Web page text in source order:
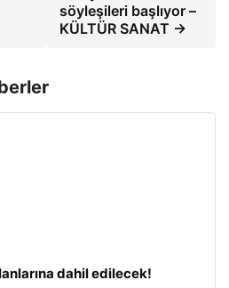
söyleşileri başlıyor –
KÜLTÜR SANAT →
dahil edilecek!